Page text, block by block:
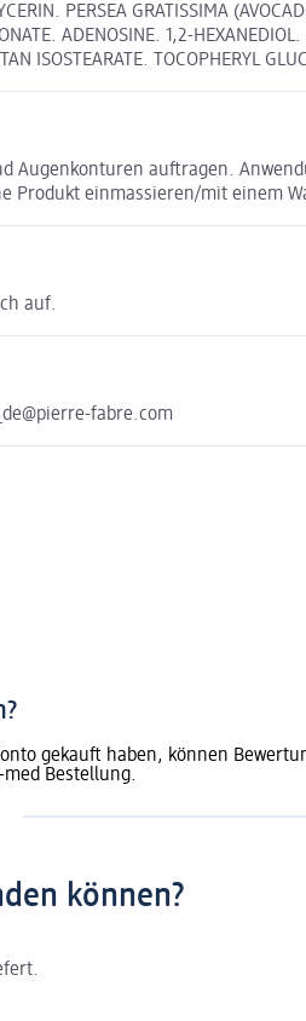
PERSEA GRATISSIMA
ADENOSINE. 1,2-
ISOSTEARATE. TOCOPHERYL
auftragen.
einmassieren/mit einem
auf.
fabre.com
gekauft haben, können
Bestellung.
können?